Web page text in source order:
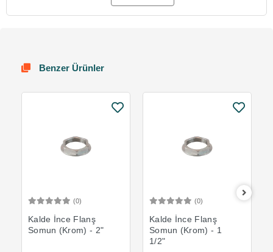
Benzer Ürünler
(0)
Kalde İnce Flanş
Somun (Krom) - 2"
(0)
Kalde İnce Flanş
Somun (Krom) - 1
1/2"